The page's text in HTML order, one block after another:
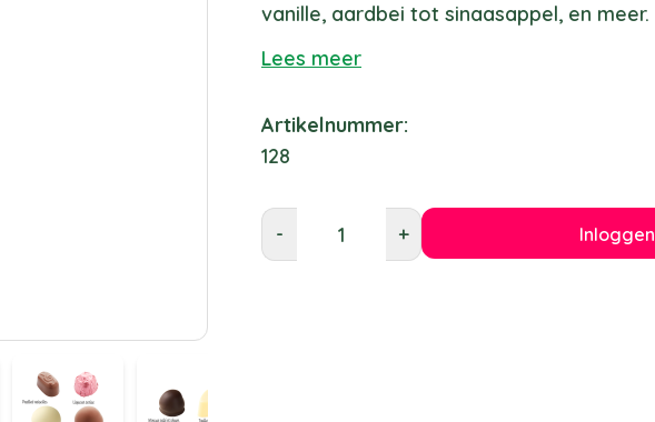
vanille, aardbei tot sinaasappel, en meer.
Lees meer
Artikelnummer:
128
- + Inloggen